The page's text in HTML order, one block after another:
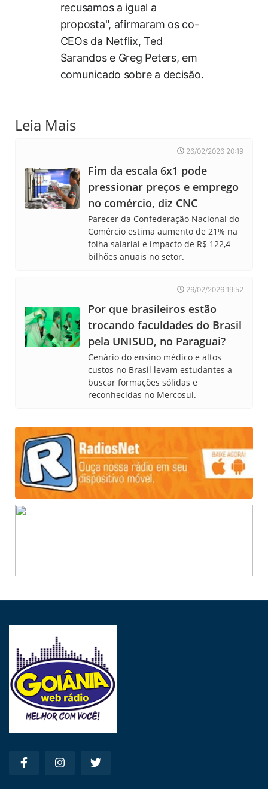
recusamos a igual a
proposta", afirmaram os co-
CEOs da Netflix, Ted
Sarandos e Greg Peters, em
comunicado sobre a decisão.
Leia Mais
26/02/2026 20:19
Fim da escala 6x1 pode
pressionar preços e emprego
no comércio, diz CNC
Parecer da Confederação Nacional do
Comércio estima aumento de 21% na
folha salarial e impacto de R$ 122,4
bilhões anuais no setor.
26/02/2026 19:52
Por que brasileiros estão
trocando faculdades do Brasil
pela UNISUD, no Paraguai?
Cenário do ensino médico e altos
custos no Brasil levam estudantes a
buscar formações sólidas e
reconhecidas no Mercosul.